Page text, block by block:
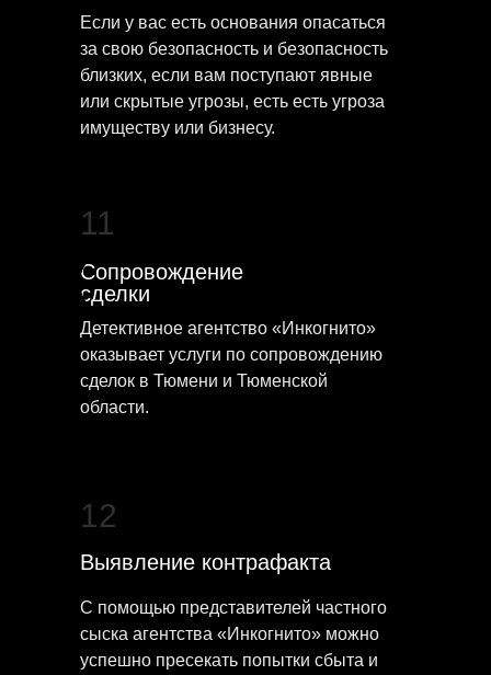
Если у вас есть основания опасаться
за свою безопасность и безопасность
близких, если вам поступают явные
или скрытые угрозы, есть есть угроза
имуществу или бизнесу.
11
12
Сопровождение
сделки
Детективное агентство «Инкогнито»
оказывает услуги по сопровождению
сделок в Тюмени и Тюменской
области.
Выявление контрафакта
С помощью представителей частного
сыска агентства «Инкогнито» можно
успешно пресекать попытки сбыта и